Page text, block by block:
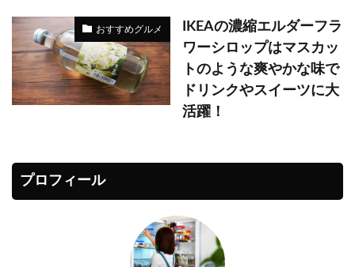
おすすめグルメ
IKEAの濃縮エルダーフラ
ワーシロップはマスカッ
トのような爽やかな味で
ドリンクやスイーツに大
活躍！
プロフィール